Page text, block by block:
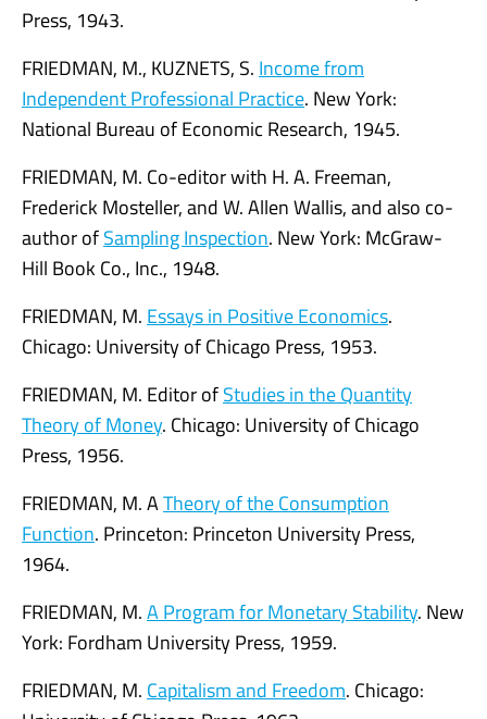
Press, 1943.
FRIEDMAN, M., KUZNETS, S. Income from
Independent Professional Practice. New York:
National Bureau of Economic Research, 1945.
FRIEDMAN, M. Co-editor with H. A. Freeman,
Frederick Mosteller, and W. Allen Wallis, and also co-
author ofSampling Inspection. New York: McGraw-
Hill Book Co., Inc., 1948.
FRIEDMAN, M. Essays in Positive Economics.
Chicago: University of Chicago Press, 1953.
FRIEDMAN, M. Editor ofStudies in the Quantity
Theory of Money. Chicago: University of Chicago
Press, 1956.
FRIEDMAN, M. ATheory of the Consumption
Function. Princeton: Princeton University Press,
1964.
FRIEDMAN, M.A Program for Monetary Stability. New
York: Fordham University Press, 1959.
FRIEDMAN, M. Capitalism and Freedom. Chicago: